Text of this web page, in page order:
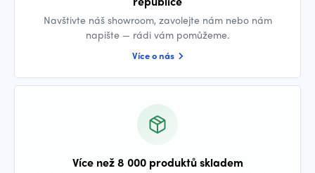
Navštivte náš showroom, zavolejte nám nebo nám
napište — rádi vám pomůžeme.
Více o nás
Více než 8 000 produktů skladem